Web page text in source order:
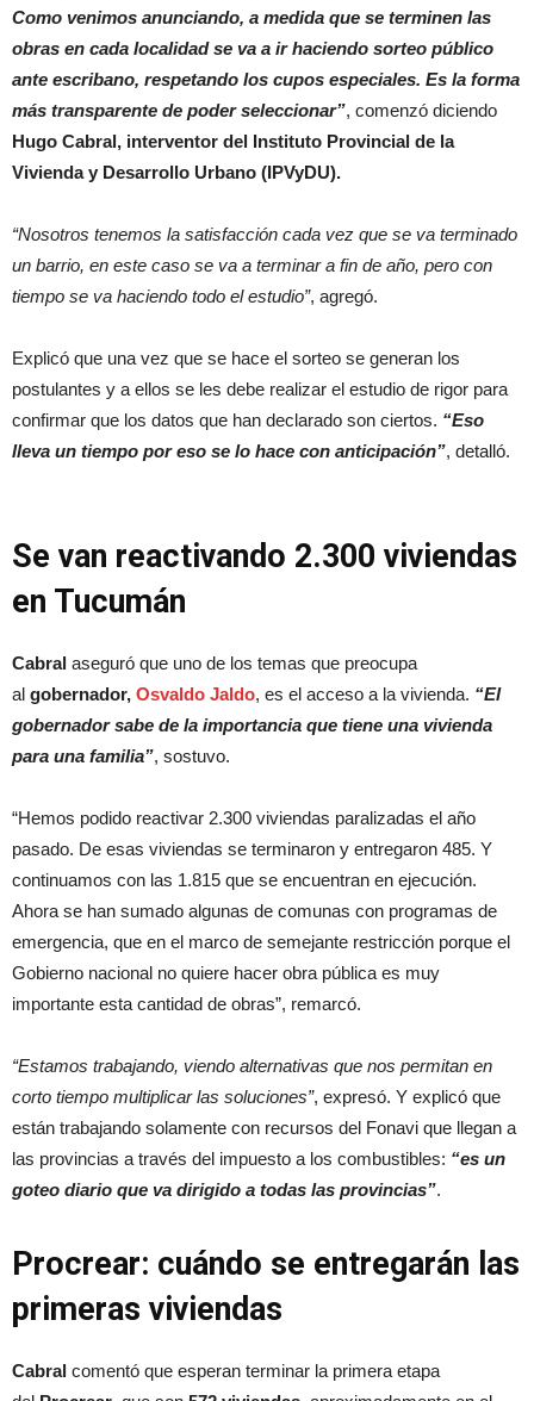
Como venimos anunciando, a medida que se terminen las
obras en cada localidad se va a ir haciendo sorteo público
ante escribano, respetando los cupos especiales. Es la forma
más transparente de poder seleccionar”, comenzó diciendo
Hugo Cabral, interventor del Instituto Provincial de la
Vivienda y Desarrollo Urbano (IPVyDU).
“Nosotros tenemos la satisfacción cada vez que se va terminado
un barrio, en este caso se va a terminar a fin de año, pero con
tiempo se va haciendo todo el estudio”, agregó.
Explicó que una vez que se hace el sorteo se generan los
postulantes y a ellos se les debe realizar el estudio de rigor para
confirmar que los datos que han declarado son ciertos. “Eso
lleva un tiempo por eso se lo hace con anticipación”, detalló.
Se van reactivando 2.300 viviendas
en Tucumán
Cabral aseguró que uno de los temas que preocupa
al gobernador, Osvaldo Jaldo, es el acceso a la vivienda. “El
gobernador sabe de la importancia que tiene una vivienda
para una familia”, sostuvo.
“Hemos podido reactivar 2.300 viviendas paralizadas el año
pasado. De esas viviendas se terminaron y entregaron 485. Y
continuamos con las 1.815 que se encuentran en ejecución.
Ahora se han sumado algunas de comunas con programas de
emergencia, que en el marco de semejante restricción porque el
Gobierno nacional no quiere hacer obra pública es muy
importante esta cantidad de obras”, remarcó.
“Estamos trabajando, viendo alternativas que nos permitan en
corto tiempo multiplicar las soluciones”, expresó. Y explicó que
están trabajando solamente con recursos del Fonavi que llegan a
las provincias a través del impuesto a los combustibles: “es un
goteo diario que va dirigido a todas las provincias”.
Procrear: cuándo se entregarán las
primeras viviendas
Cabral comentó que esperan terminar la primera etapa